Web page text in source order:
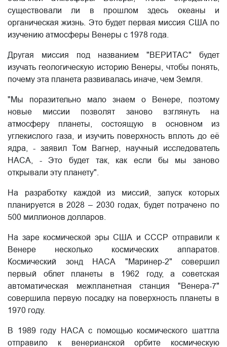
существовали ли в прошлом здесь океаны и
органическая жизнь. Это будет первая миссия США по
изучению атмосферы Венеры с 1978 года.
Другая миссия под названием "ВЕРИТАС" будет
изучать геологическую историю Венеры, чтобы понять,
почему эта планета развивалась иначе, чем Земля.
"Мы поразительно мало знаем о Венере, поэтому
новые миссии позволят заново взглянуть на
атмосферу планеты, состоящую в основном из
углекислого газа, и изучить поверхность вплоть до её
ядра, - заявил Том Вагнер, научный исследователь
НАСА, - Это будет так, как если бы мы заново
открывали эту планету".
На разработку каждой из миссий, запуск которых
планируется в 2028 – 2030 годах, будет потрачено по
500 миллионов долларов.
На заре космической эры США и СССР отправили к
Венере несколько космических аппаратов.
Космический зонд НАСА "Маринер-2" совершил
первый облет планеты в 1962 году, а советская
автоматическая межпланетная станция "Венера-7"
совершила первую посадку на поверхность планеты в
1970 году.
В 1989 году НАСА с помощью космического шаттла
отправило к венерианской орбите космическую